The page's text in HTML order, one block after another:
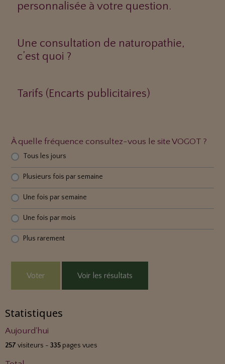
personnalisée à votre question.
Une consultation de naturopathie,
c’est quoi ?
Tarifs (Encarts publicitaires)
À quelle fréquence consultez-vous le site VOGOT ?
Tous les jours
Plusieurs fois par semaine
Une fois par semaine
Une fois par mois
Plus rarement
Voter Voir les résultats
Statistiques
Aujourd'hui
257 visiteurs - 335 pages vues